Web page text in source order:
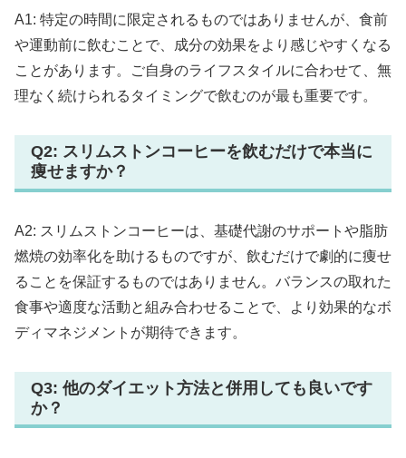
A1: 特定の時間に限定されるものではありませんが、食前
や運動前に飲むことで、成分の効果をより感じやすくなる
ことがあります。ご自身のライフスタイルに合わせて、無
理なく続けられるタイミングで飲むのが最も重要です。
Q2: スリムストンコーヒーを飲むだけで本当に
痩せますか？
A2: スリムストンコーヒーは、基礎代謝のサポートや脂肪
燃焼の効率化を助けるものですが、飲むだけで劇的に痩せ
ることを保証するものではありません。バランスの取れた
食事や適度な活動と組み合わせることで、より効果的なボ
ディマネジメントが期待できます。
Q3: 他のダイエット方法と併用しても良いです
か？